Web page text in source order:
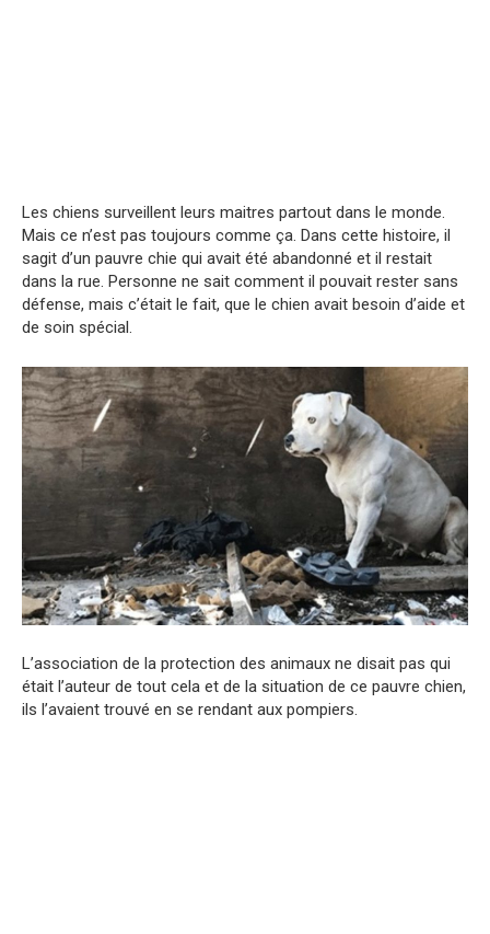
Les chiens surveillent leurs maitres partout dans le monde.
Mais ce n’est pas toujours comme ça. Dans cette histoire, il
sagit d’un pauvre chie qui avait été abandonné et il restait
dans la rue. Personne ne sait comment il pouvait rester sans
défense, mais c’était le fait, que le chien avait besoin d’aide et
de soin spécial.
L’association de la protection des animaux ne disait pas qui
était l’auteur de tout cela et de la situation de ce pauvre chien,
ils l’avaient trouvé en se rendant aux pompiers.